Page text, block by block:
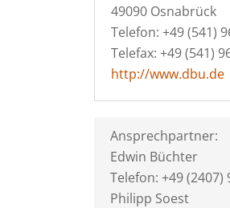
49090 Osnabrück
Telefon: +49 (541)
Telefax: +49 (541)
http://www.dbu.de
Ansprechpartner:
Edwin Büchter
Telefon: +49 (2407)
Philipp Soest